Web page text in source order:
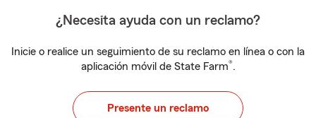
¿Necesita ayuda con un reclamo?
Inicie o realice un seguimiento de su reclamo en línea o con la
aplicación móvil de State Farm®.
Presente un reclamo